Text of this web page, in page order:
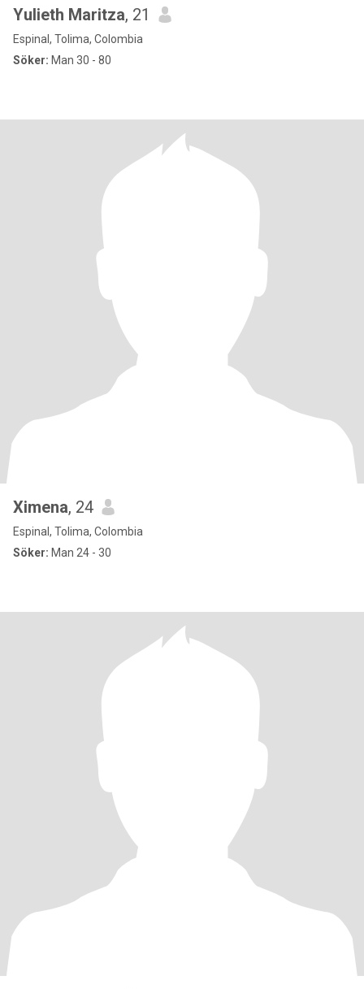
Yulieth Maritza, 21
Espinal, Tolima, Colombia
Söker: Man 30 - 80
Ximena, 24
Espinal, Tolima, Colombia
Söker: Man 24 - 30